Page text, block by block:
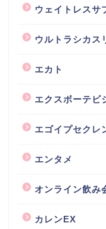
ウェイトレスサ
ウルトラシカス
エカト
エクスボーテビ
エゴイプセクレ
エンタメ
オンライン飲み
カレンEX